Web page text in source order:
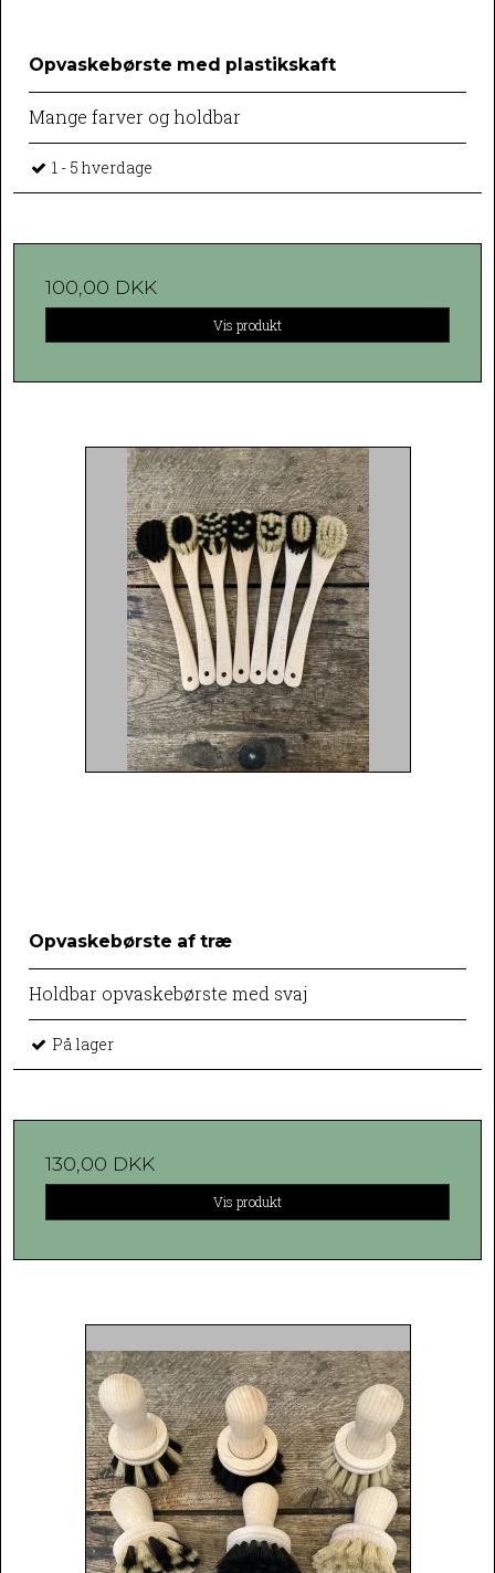
Opvaskebørste med plastikskaft
Mange farver og holdbar
1 - 5 hverdage
100,00 DKK
Vis produkt
Opvaskebørste af træ
Holdbar opvaskebørste med svaj
På lager
130,00 DKK
Vis produkt